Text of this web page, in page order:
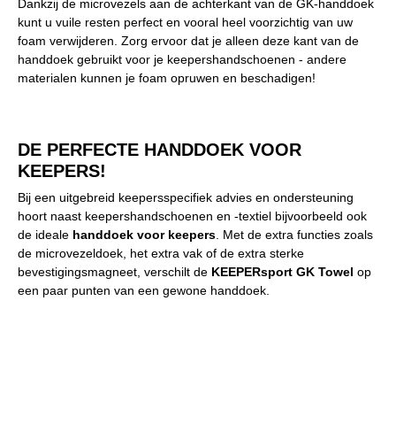
Dankzij de microvezels aan de achterkant van de GK-handdoek
kunt u vuile resten perfect en vooral heel voorzichtig van uw
foam verwijderen. Zorg ervoor dat je alleen deze kant van de
handdoek gebruikt voor je keepershandschoenen - andere
materialen kunnen je foam opruwen en beschadigen!
DE PERFECTE HANDDOEK VOOR
KEEPERS!
Bij een uitgebreid keepersspecifiek advies en ondersteuning
hoort naast keepershandschoenen en -textiel bijvoorbeeld ook
de ideale handdoek voor keepers . Met de extra functies zoals
de microvezeldoek, het extra vak of de extra sterke
bevestigingsmagneet, verschilt de KEEPERsport GK Towel op
een paar punten van een gewone handdoek.